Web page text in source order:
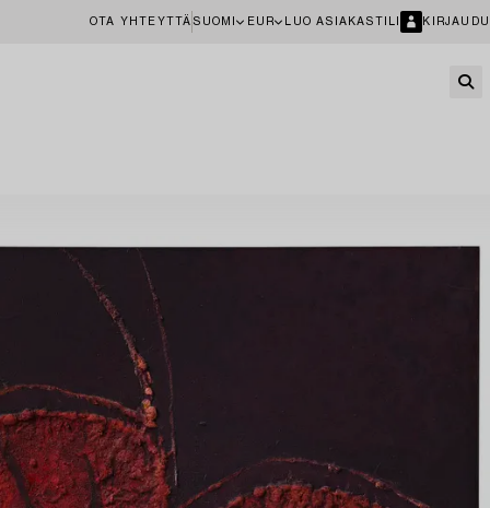
OTA YHTEYTTÄ SUOMI EUR LUO ASIAKASTILI KIRJAUDU